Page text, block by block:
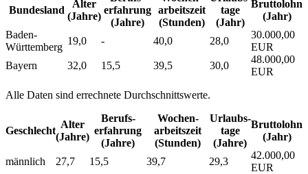
Bundesland
Alter
(Jahre)
erfahrung
(Jahre)
arbeitszeit
(Stunden)
tage
(Jahr)
Bruttolohn
(Jahr)
Baden-
Württemberg
19,0 - 40,0 28,0
30.000,00
EUR
Bayern
32,0 15,5 39,5 30,0
48.000,00
EUR
Alle Daten sind errechnete Durchschnittswerte.
Geschlecht
Alter
(Jahre)
Berufs­
erfahrung
(Jahre)
Wochen­
arbeitszeit
(Stunden)
Urlaubs­
tage
(Jahre)
Bruttolohn
(Jahr)
männlich 27,7 15,5 39,7 29,3
42.000,00
EUR